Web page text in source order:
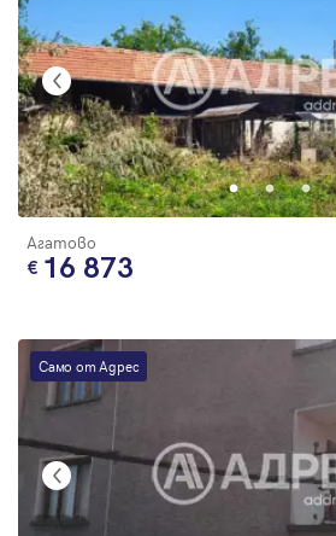
Агатово
16 873
Само от Адрес